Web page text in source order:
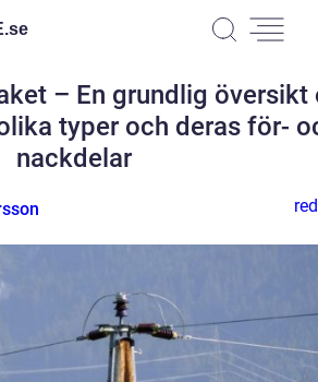
se
– En grundlig översikt
typer och deras för-
nackdelar